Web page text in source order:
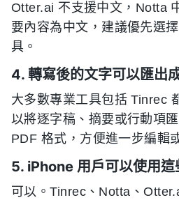
Otter.ai 不支援中文，Notta
要內容為中文，建議優先選
具。
4. 轉寫後的文字可以匯出
大多數專業工具包括 Tinrec
以將逐字稿、摘要或行動項
PDF 格式，方便進一步編輯
5. iPhone 用戶可以使用這
可以。Tinrec、Notta、